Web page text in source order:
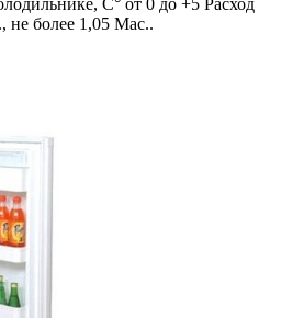
С° от 0 до +5 Расход
не более 1,05 Мас..